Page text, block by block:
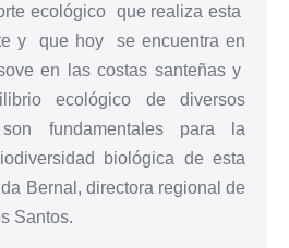
ecológico que realiza esta
y que hoy se encuentra en
en las costas santeñas y
ecológico de diversos
fundamentales para la
biológica de esta
Bernal, directora regional de
Santos.